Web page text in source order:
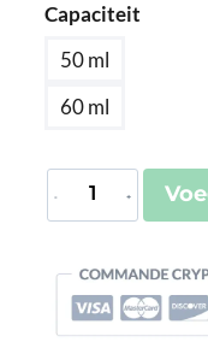
Capaciteit
50 ml
60 ml
Porte-
Clés
Vaporisateur
aantal